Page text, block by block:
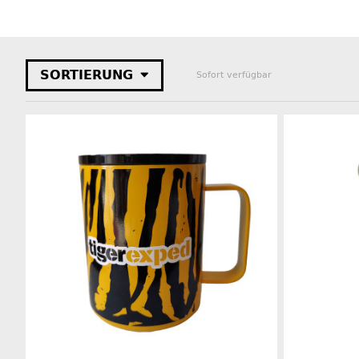
SORTIERUNG Sofort verfügbar